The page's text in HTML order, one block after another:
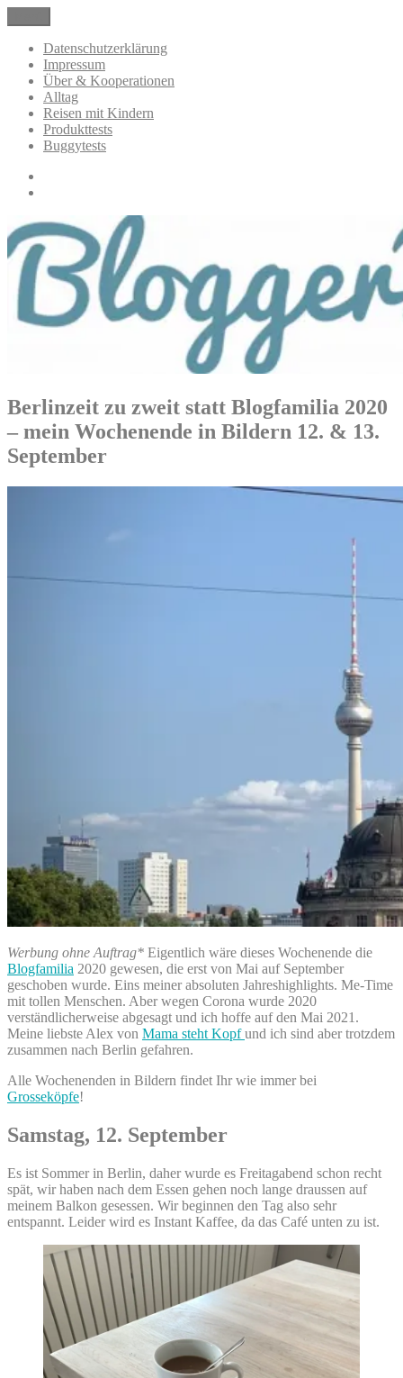
Inhalt
springen
BloggerMumOf3Boys Mamablog
Mamablog über das Leben mit drei Kindern mit Produkttests und
Alltagsthemen
Datenschutzerklärung
Impressum
Über & Kooperationen
Alltag
Reisen mit Kindern
Produkttests
Buggytests
Berlinzeit zu zweit statt Blogfamilia 2020
– mein Wochenende in Bildern 12. & 13.
September
Werbung ohne Auftrag* Eigentlich wäre dieses Wochenende die
Blogfamilia 2020 gewesen, die erst von Mai auf September
geschoben wurde. Eins meiner absoluten Jahreshighlights. Me-Time
mit tollen Menschen. Aber wegen Corona wurde 2020
verständlicherweise abgesagt und ich hoffe auf den Mai 2021.
Meine liebste Alex von Mama steht Kopfund ich sind aber trotzdem
zusammen nach Berlin gefahren.
Alle Wochenenden in Bildern findet Ihr wie immer bei
Grosseköpfe!
Samstag, 12. September
Es ist Sommer in Berlin, daher wurde es Freitagabend schon recht
spät, wir haben nach dem Essen gehen noch lange draussen auf
meinem Balkon gesessen. Wir beginnen den Tag also sehr
entspannt. Leider wird es Instant Kaffee, da das Café unten zu ist.